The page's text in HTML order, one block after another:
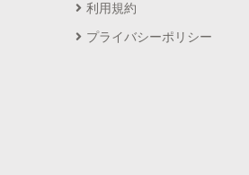
利用規約
プライバシーポリシー